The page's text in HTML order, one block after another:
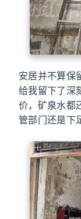
安居并不算保
给我留下了深
价，矿泉水都
管部门还是下